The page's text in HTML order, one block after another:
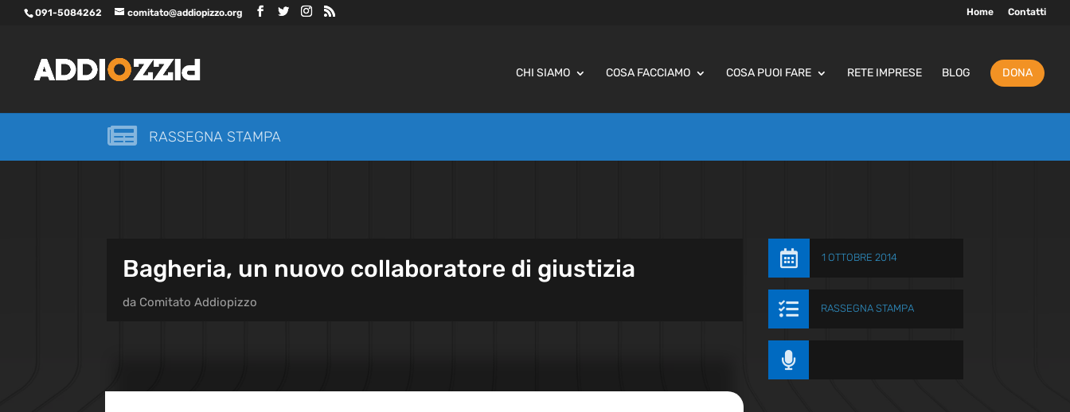
091-5084262 comitato@addiopizzo.org Home Contatti
CHI SIAMO COSA FACCIAMO COSA PUOI FARE RETE IMPRESE BLOG DONA
 RASSEGNA STAMPA
Bagheria, un nuovo collaboratore di giustizia
da Comitato Addiopizzo
 1 OTTOBRE 2014
 RASSEGNA STAMPA
